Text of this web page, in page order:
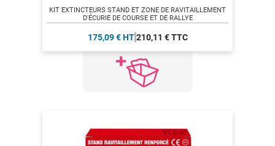
KIT EXTINCTEURS STAND ET ZONE DE RAVITAILLEMENT
D'ÉCURIE DE COURSE ET DE RALLYE
175,09 € HT 210,11 € TTC